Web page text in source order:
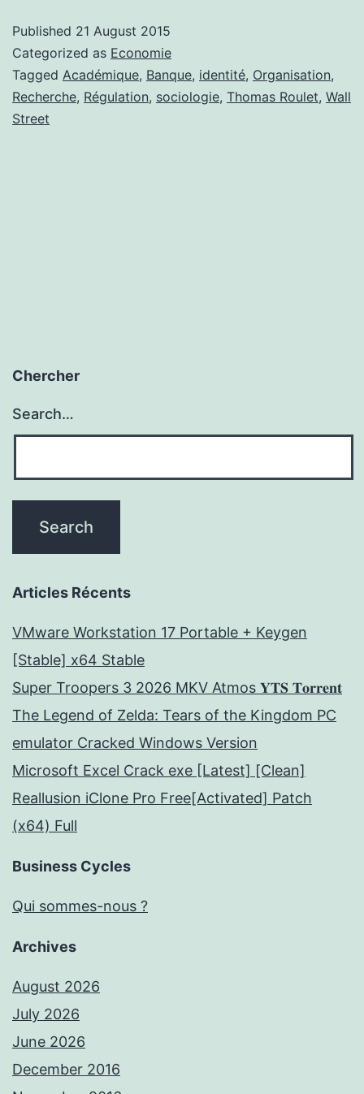
Published 21 August 2015
Categorized as Economie
Tagged Académique, Banque, identité, Organisation,
Recherche, Régulation, sociologie, Thomas Roulet, Wall
Street
Chercher
Search…
Articles Récents
VMware Workstation 17 Portable + Keygen
[Stable] x64 Stable
Super Troopers 3 2026 MKV Atmos 𝐘𝐓𝐒 𝐓𝐨𝐫𝐫𝐞𝐧𝐭
The Legend of Zelda: Tears of the Kingdom PC
emulator Cracked Windows Version
Microsoft Excel Crack exe [Latest] [Clean]
Reallusion iClone Pro Free[Activated] Patch
(x64) Full
Business Cycles
Qui sommes-nous ?
Archives
August 2026
July 2026
June 2026
December 2016